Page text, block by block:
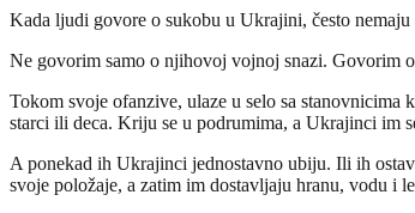
Kada ljudi govore o sukobu u Ukrajini, često
Ne govorim samo o njihovoj vojnoj snazi. Govorim
Tokom svoje ofanzive, ulaze u selo sa
starci ili deca. Kriju se u podrumima, a Ukrajinci im
A ponekad ih Ukrajinci jednostavno ubiju. Ili ih
svoje položaje, a zatim im dostavljaju hranu, vodu i